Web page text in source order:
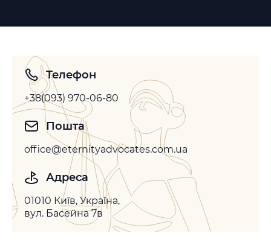
Телефон
+38(093) 970-06-80
Пошта
office@eternityadvocates.com.ua
Адреса
01010 Київ, Україна,
вул. Басейна 7в